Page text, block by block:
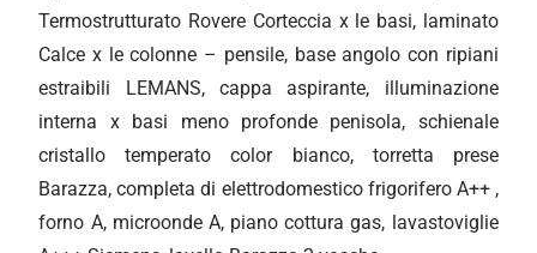
Termostrutturato Rovere Corteccia x le basi, laminato
Calce x le colonne – pensile, base angolo con ripiani
estraibili LEMANS, cappa aspirante, illuminazione
interna x basi meno profonde penisola, schienale
cristallo temperato color bianco, torretta prese
Barazza, completa di elettrodomestico frigorifero A++ ,
forno A, microonde A, piano cottura gas, lavastoviglie